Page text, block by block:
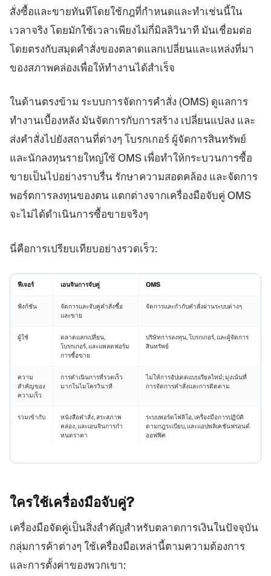
สั่งซื้อและขายทันทีโดยใช้กฎที่กำหนดและทำเช่นนี้ใน
เวลาจริง โดยมักใช้เวลาเพียงไม่กี่มิลลิวินาที มันเชื่อมต่อ
โดยตรงกับสมุดคำสั่งของตลาดแลกเปลี่ยนและแหล่งที่มา
ของสภาพคล่องเพื่อให้ทำงานได้สำเร็จ
ในด้านตรงข้าม ระบบการจัดการคำสั่ง (OMS) ดูแลการ
ทำงานเบื้องหลัง มันจัดการกับการสร้าง เปลี่ยนแปลง และ
ส่งคำสั่งไปยังสถานที่ต่างๆ โบรกเกอร์ ผู้จัดการสินทรัพย์
และนักลงทุนรายใหญ่ใช้ OMS เพื่อทำให้กระบวนการซื้อ
ขายเป็นไปอย่างราบรื่น รักษาความสอดคล้อง และจัดการ
พอร์ตการลงทุนของตน แตกต่างจากเครื่องมือจับคู่ OMS
จะไม่ได้ดำเนินการซื้อขายจริงๆ
นี่คือการเปรียบเทียบอย่างรวดเร็ว:
ฟีเจอร์ เอนจินการจับคู่ OMS
ฟังก์ชัน
จัดการและจับคู่คำสั่งซื้อ
และขาย
จัดการและกำกับคำสั่งผ่านระบบต่างๆ
ผู้ใช้
ตลาดแลกเปลี่ยน,
โบรกเกอร์, และแพลตฟอร์ม
การซื้อขาย
บริษัทการลงทุน, โบรกเกอร์, และผู้จัดการ
สินทรัพย์
ความ
สำคัญของ
ความเร็ว
การดำเนินการที่รวดเร็ว
มากในไมโครวินาที
ไม่ให้การอัปเดตแบบเรียลไทม์; มุ่งเน้นที่
การจัดการคำสั่งและการติดตาม
รวมเข้ากับ
หนังสือคำสั่ง, สระสภาพ
คล่อง, และเอนจินการกำ
หนดราคา
ระบบพอร์ตโฟลิโอ, เครื่องมือการปฏิบัติ
ตามกฎระเบียบ, และแอปพลิเคชันฟรอนต์
ออฟฟิศ
ใครใช้เครื่องมือจับคู่?
เครื่องมือจัดคู่เป็นสิ่งสำคัญสำหรับตลาดการเงินในปัจจุบัน
กลุ่มการค้าต่างๆ ใช้เครื่องมือเหล่านี้ตามความต้องการ
และการตั้งค่าของพวกเขา: